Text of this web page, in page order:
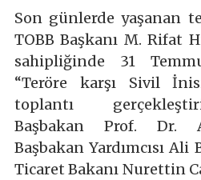
Son günlerde yaşanan
TOBB Başkanı M. Rifat
sahipliğinde 31
“Teröre karşı Sivil
toplantı
Başbakan Prof. Dr.
Başbakan Yardımcısı
Ticaret Bakanı Nurettin